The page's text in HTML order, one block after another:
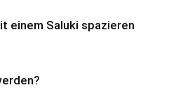
einem Saluki spazieren